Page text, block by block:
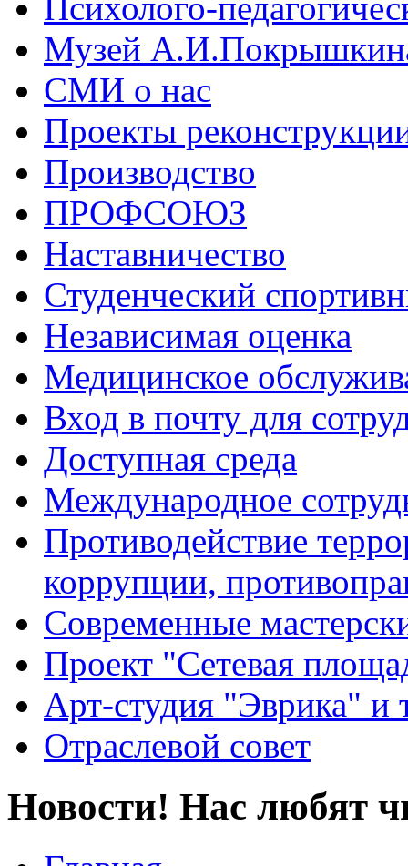
Психолого-
Музей
СМИ о нас
Проекты
Производство
ПРОФСОЮЗ
Наставничество
Студенческий
Независимая оценка
Медицинское
Вход в почту для
Доступная среда
Международное
Противодействие
коррупции,
Современные
Проект "Сетевая
Арт-студия "Эврика" и
Отраслевой совет
Новости! Нас любят